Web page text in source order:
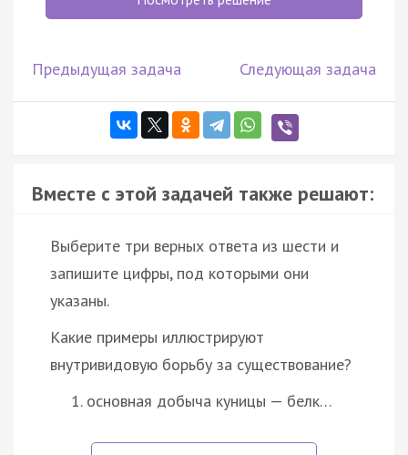
Предыдущая задача Следующая задача
Вместе с этой задачей также решают:
Выберите три верных ответа из шести и
запишите цифры, под которыми они
указаны.
Какие примеры иллюстрируют
внутривидовую борьбу за существование?
основная добыча куницы — белк…